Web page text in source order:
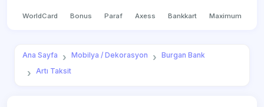
WorldCard Bonus Paraf Axess Bankkart Maximum
Ana Sayfa Mobilya / Dekorasyon
Burgan Bank
Artı Taksit